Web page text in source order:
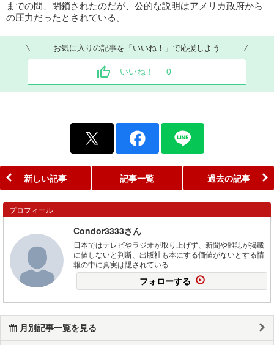
までの間、閉鎖されたのだが、公的な説明はアメリカ政府から
の圧力だったとされている。
お気に入りの記事を「いいね！」で応援しよう
いいね！ 0
新しい記事 記事一覧 過去の記事
プロフィール
Condor3333さん
日本ではテレビやラジオが取り上げず、新聞や雑誌が掲載
に値しないと判断、出版社も本にする価値がないとする情
報の中に真実は隠されている
フォローする
月別記事一覧を見る